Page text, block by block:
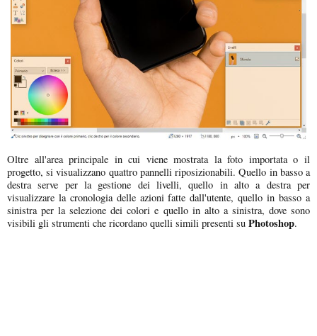
Oltre all'area principale in cui viene mostrata la foto importata o il
progetto, si visualizzano quattro pannelli riposizionabili. Quello in basso a
destra serve per la gestione dei livelli, quello in alto a destra per
visualizzare la cronologia delle azioni fatte dall'utente, quello in basso a
sinistra per la selezione dei colori e quello in alto a sinistra, dove sono
visibili gli strumenti che ricordano quelli simili presenti su Photoshop.